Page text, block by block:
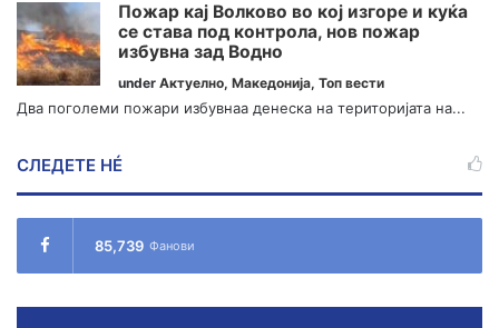
Пожар кај Волково во кој изгоре и куќа
се става под контрола, нов пожар
избувна зад Водно
under Актуелно, Македонија, Топ вести
Два поголеми пожари избувнаа денеска на територијата на...
СЛЕДЕТЕ НÉ
85,739 Фанови